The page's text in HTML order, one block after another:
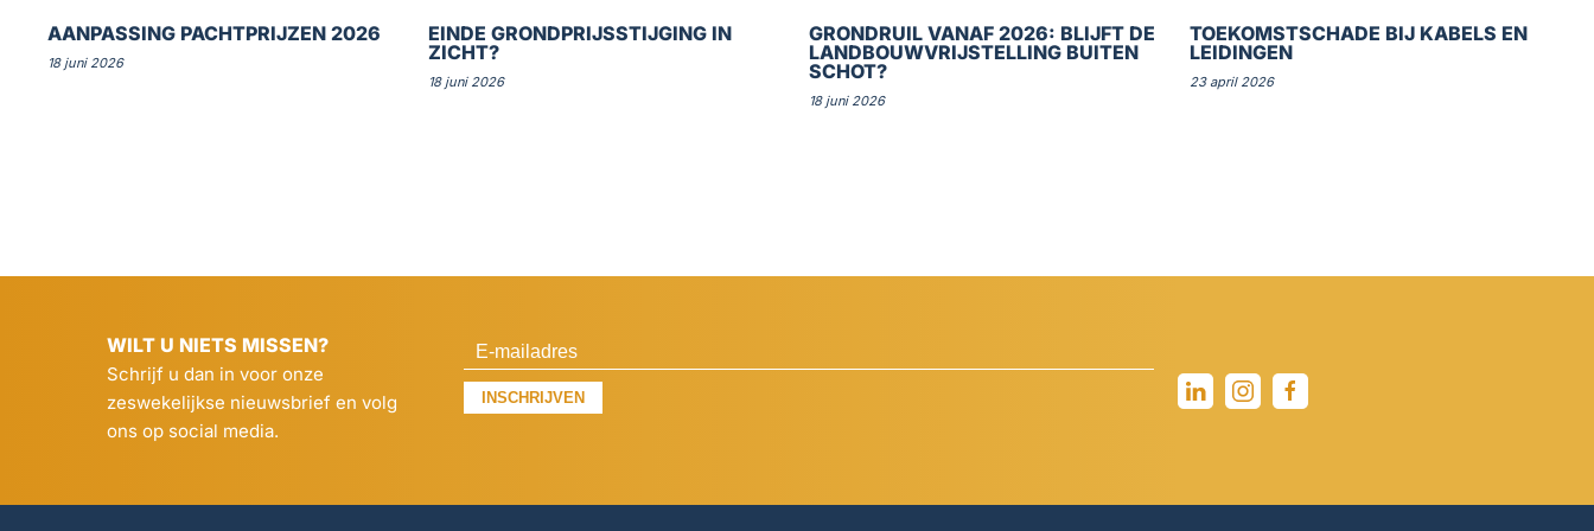
AANPASSING PACHTPRIJZEN 2026
18 juni 2026
EINDE GRONDPRIJSSTIJGING IN
ZICHT?
18 juni 2026
GRONDRUIL VANAF 2026: BLIJFT DE
LANDBOUWVRIJSTELLING BUITEN
SCHOT?
18 juni 2026
TOEKOMSTSCHADE BIJ KABELS EN
LEIDINGEN
23 april 2026
WILT U NIETS MISSEN?
Schrijf u dan in voor onze
zeswekelijkse nieuwsbrief en volg
ons op social media.
INSCHRIJVEN